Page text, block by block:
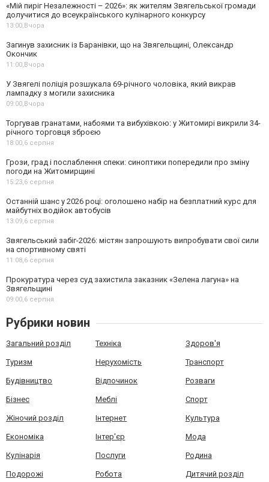
«Мій пиріг Незалежності – 2026»: як жителям Звягельської громади
долучитися до всеукраїнського кулінарного конкурсу
13:00,Вчора
Загинув захисник із Баранівки, що на Звягельщині, Олександр
Окончик
11:00,Вчора
У Звягелі поліція розшукала 69-річного чоловіка, який викрав
лампадку з могили захисника
09:00,Вчора
Торгував гранатами, набоями та вибухівкою: у Житомирі викрили 34-
річного торговця зброєю
18:00,6 серпня
Грози, град і послаблення спеки: синоптики попередили про зміну
погоди на Житомирщині
15:23,6 серпня
Останній шанс у 2026 році: оголошено набір на безплатний курс для
майбутніх водійок автобусів
13:09,6 серпня
Звягельський забіг-2026: містян запрошують випробувати свої сили
на спортивному святі
11:08,6 серпня
Прокуратура через суд захистила заказник «Зелена лагуна» на
Звягельщині
09:00,6 серпня
Рубрики новин
Загальний розділ Техніка Здоров'я
Туризм Нерухомість Транспорт
Будівництво Відпочинок Розваги
Бізнес Меблі Спорт
Жіночий розділ Інтернет Культура
Економіка Інтер'єр Мода
Кулінарія Послуги Родина
Подорожі Робота Дитячий розділ